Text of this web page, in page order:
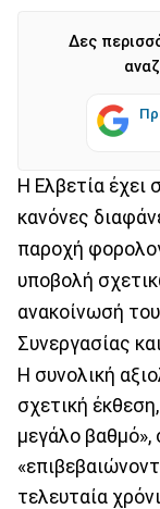
Δες
Η Ελβετία έχει
κανόνες
παροχή
υποβολή
ανακοίνωσή
Συνεργασίας
Η συνολική
σχετική
μεγάλο
τελευταία